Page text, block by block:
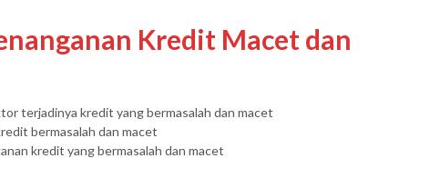
Kredit Macet dan
terjadinya kredit yang bermasalah dan macet
bermasalah dan macet
kredit yang bermasalah dan macet